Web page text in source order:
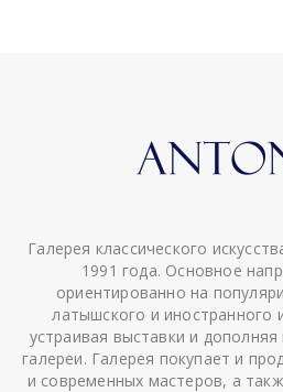
Галерея классического
1991 года. Основное
ориентированно на
латышского и иностранного
устраивая выставки и
галереи. Галерея покупает и
и современных мастеров, а